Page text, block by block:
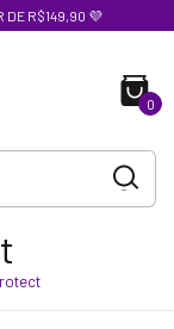
DE R$149,90 💜
0